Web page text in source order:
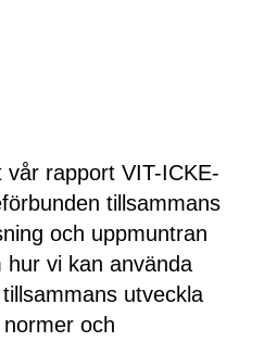
vår rapport VIT-ICKE-
tillsammans
och uppmuntran
hur vi kan använda
utveckla
och